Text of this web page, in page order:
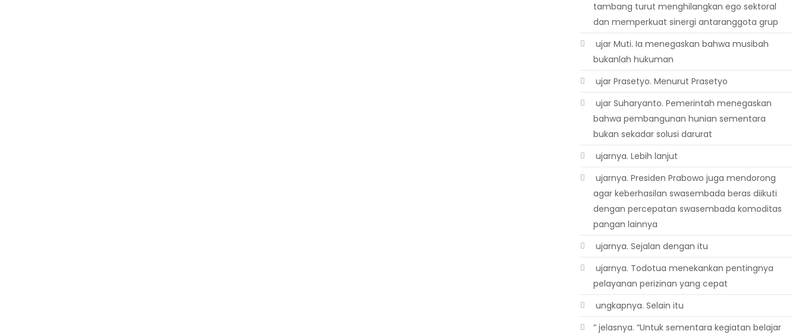
tambang turut menghilangkan ego sektoral
dan memperkuat sinergi antaranggota grup
 ujar Muti. Ia menegaskan bahwa musibah
bukanlah hukuman
 ujar Prasetyo. Menurut Prasetyo
 ujar Suharyanto. Pemerintah menegaskan
bahwa pembangunan hunian sementara
bukan sekadar solusi darurat
 ujarnya. Lebih lanjut
 ujarnya. Presiden Prabowo juga mendorong
agar keberhasilan swasembada beras diikuti
dengan percepatan swasembada komoditas
pangan lainnya
 ujarnya. Sejalan dengan itu
 ujarnya. Todotua menekankan pentingnya
pelayanan perizinan yang cepat
 ungkapnya. Selain itu
” jelasnya. “Untuk sementara kegiatan belajar